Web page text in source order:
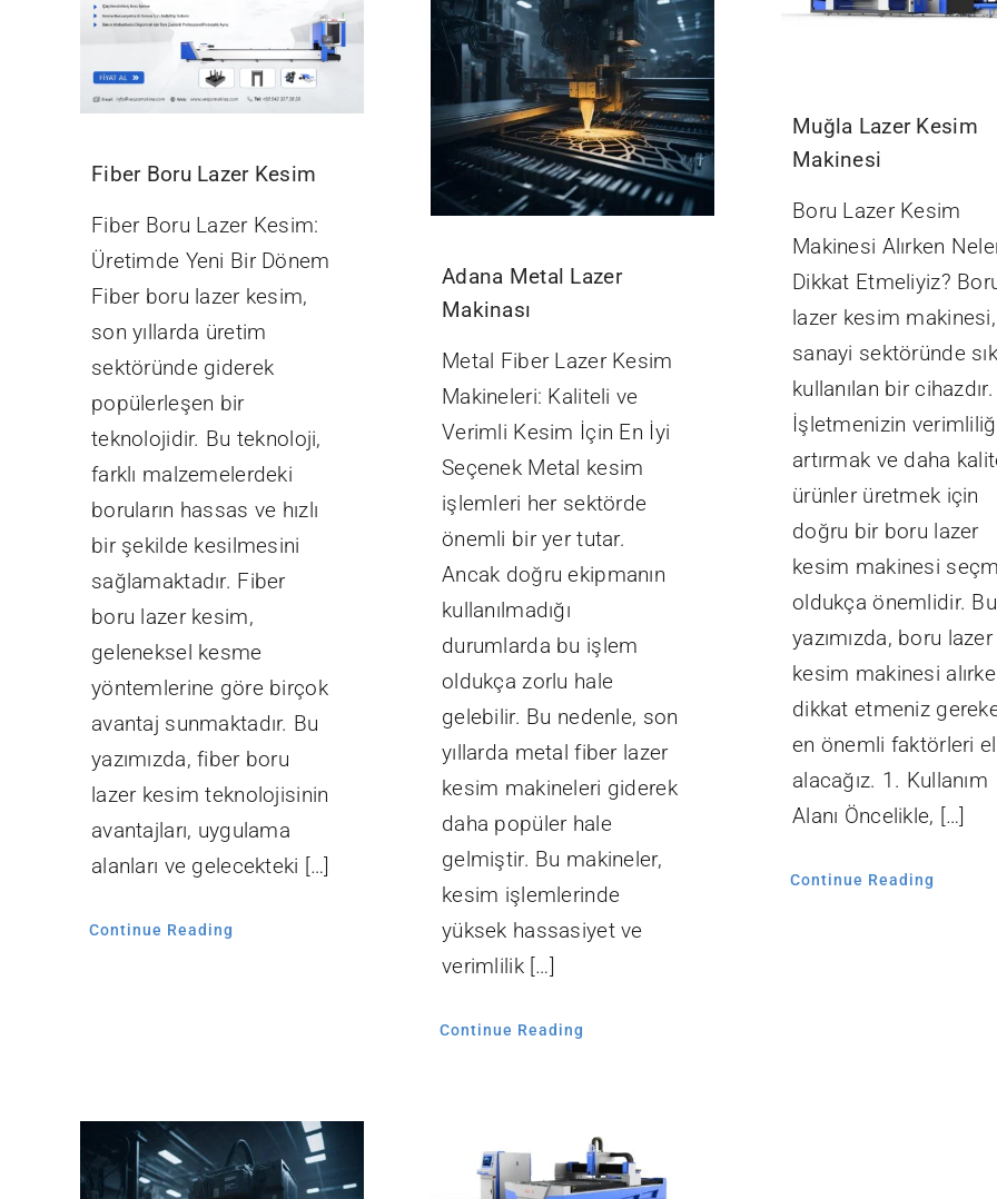
Fiber Boru Lazer Kesim
Fiber Boru Lazer Kesim:
Üretimde Yeni Bir Dönem
Fiber boru lazer kesim,
son yıllarda üretim
sektöründe giderek
popülerleşen bir
teknolojidir. Bu teknoloji,
farklı malzemelerdeki
boruların hassas ve hızlı
bir şekilde kesilmesini
sağlamaktadır. Fiber
boru lazer kesim,
geleneksel kesme
yöntemlerine göre birçok
avantaj sunmaktadır. Bu
yazımızda, fiber boru
lazer kesim teknolojisinin
avantajları, uygulama
alanları ve gelecekteki […]
Continue Reading
Adana Metal Lazer
Makinası
Metal Fiber Lazer Kesim
Makineleri: Kaliteli ve
Verimli Kesim İçin En İyi
Seçenek Metal kesim
işlemleri her sektörde
önemli bir yer tutar.
Ancak doğru ekipmanın
kullanılmadığı
durumlarda bu işlem
oldukça zorlu hale
gelebilir. Bu nedenle, son
yıllarda metal fiber lazer
kesim makineleri giderek
daha popüler hale
gelmiştir. Bu makineler,
kesim işlemlerinde
yüksek hassasiyet ve
verimlilik […]
Continue Reading
Muğla Lazer Kesim
Makinesi
Boru Lazer Kesim
Makinesi Alırken
Dikkat Etmeliyiz?
lazer kesim makinesi,
sanayi sektöründe
kullanılan bir cihazdır.
İşletmenizin
artırmak ve daha
ürünler üretmek için
doğru bir boru lazer
kesim makinesi
oldukça önemlidir. Bu
yazımızda, boru lazer
kesim makinesi
dikkat etmeniz
en önemli faktörleri
alacağız. 1. Kullanım
Alanı Öncelikle, […]
Continue Reading